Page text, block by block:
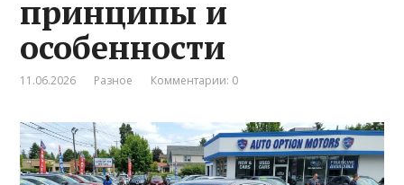
принципы и
особенности
11.06.2026 Разное Комментарии: 0